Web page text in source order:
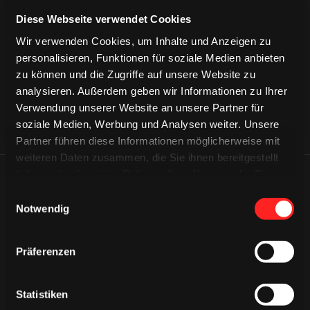
Diese Webseite verwendet Cookies
Wir verwenden Cookies, um Inhalte und Anzeigen zu
personalisieren, Funktionen für soziale Medien anbieten
zu können und die Zugriffe auf unsere Website zu
analysieren. Außerdem geben wir Informationen zu Ihrer
Verwendung unserer Website an unsere Partner für
soziale Medien, Werbung und Analysen weiter. Unsere
Partner führen diese Informationen möglicherweise mit
weiteren Daten zusammen, die Sie ihnen bereitgestellt
Notwendig
Präferenzen
Statistiken
CAPS & CO
CAPS & CO
CAPS & CO